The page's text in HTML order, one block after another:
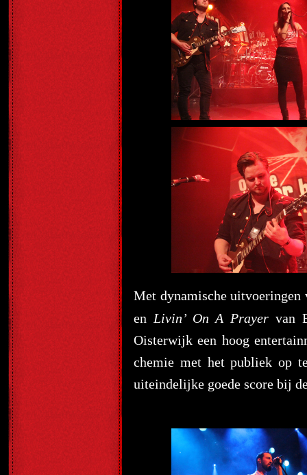
Met dynamische uitvoeringen
en Livin’ On A Prayer van
Oisterwijk een hoog
chemie met het publiek op
uiteindelijke goede score bij